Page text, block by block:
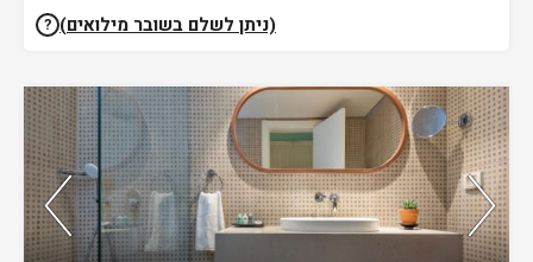
(ניתן לשלם בשובר מילואים) ?
נותרו 5 חדרים אחרונים בממשק!